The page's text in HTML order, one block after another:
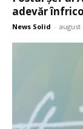
adevăr
News Solid - august